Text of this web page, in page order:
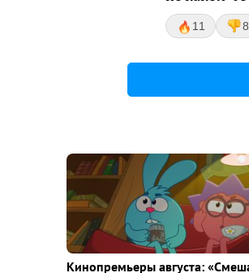
11 8
Кинопремьеры августа: